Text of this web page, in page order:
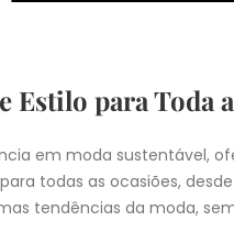
Estilo para Toda
em moda sustentável,
todas as ocasiões, desde
tendências da moda,